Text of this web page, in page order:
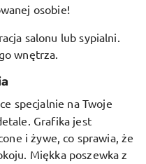
osobie!
salonu lub sypialni.
wnętrza.
specjalnie na Twoje
Grafika jest
i żywe, co sprawia, że
Miękka poszewka z